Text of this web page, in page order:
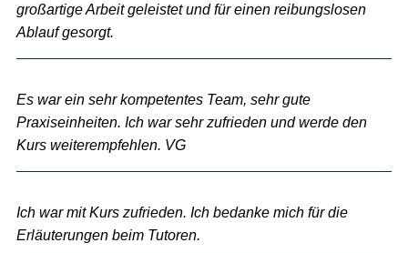
großartige Arbeit geleistet und für einen reibungslosen
Ablauf gesorgt.
Es war ein sehr kompetentes Team, sehr gute
Praxiseinheiten. Ich war sehr zufrieden und werde den
Kurs weiterempfehlen. VG
Ich war mit Kurs zufrieden. Ich bedanke mich für die
Erläuterungen beim Tutoren.